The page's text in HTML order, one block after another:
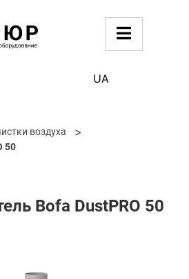
UA
воздуха >
50
Bofa DustPRO 50